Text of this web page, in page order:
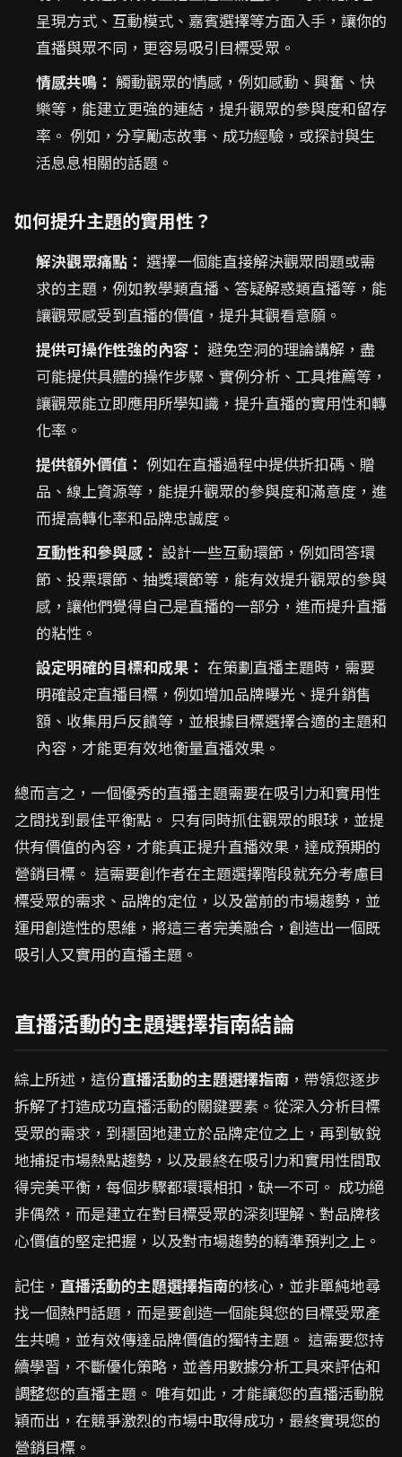
呈現方式、互動模式、嘉賓選擇等方面入手，讓你的
直播與眾不同，更容易吸引目標受眾。
情感共鳴： 觸動觀眾的情感，例如感動、興奮、快
樂等，能建立更強的連結，提升觀眾的參與度和留存
率。 例如，分享勵志故事、成功經驗，或探討與生
活息息相關的話題。
如何提升主題的實用性？
解決觀眾痛點： 選擇一個能直接解決觀眾問題或需
求的主題，例如教學類直播、答疑解惑類直播等，能
讓觀眾感受到直播的價值，提升其觀看意願。
提供可操作性強的內容： 避免空洞的理論講解，盡
可能提供具體的操作步驟、實例分析、工具推薦等，
讓觀眾能立即應用所學知識，提升直播的實用性和轉
化率。
提供額外價值： 例如在直播過程中提供折扣碼、贈
品、線上資源等，能提升觀眾的參與度和滿意度，進
而提高轉化率和品牌忠誠度。
互動性和參與感： 設計一些互動環節，例如問答環
節、投票環節、抽獎環節等，能有效提升觀眾的參與
感，讓他們覺得自己是直播的一部分，進而提升直播
的粘性。
設定明確的目標和成果： 在策劃直播主題時，需要
明確設定直播目標，例如增加品牌曝光、提升銷售
額、收集用戶反饋等，並根據目標選擇合適的主題和
內容，才能更有效地衡量直播效果。
總而言之，一個優秀的直播主題需要在吸引力和實用性
之間找到最佳平衡點。 只有同時抓住觀眾的眼球，並提
供有價值的內容，才能真正提升直播效果，達成預期的
營銷目標。 這需要創作者在主題選擇階段就充分考慮目
標受眾的需求、品牌的定位，以及當前的市場趨勢，並
運用創造性的思維，將這三者完美融合，創造出一個既
吸引人又實用的直播主題。
直播活動的主題選擇指南結論
綜上所述，這份直播活動的主題選擇指南 ，帶領您逐步
拆解了打造成功直播活動的關鍵要素。從深入分析目標
受眾的需求，到穩固地建立於品牌定位之上，再到敏銳
地捕捉市場熱點趨勢，以及最終在吸引力和實用性間取
得完美平衡，每個步驟都環環相扣，缺一不可。 成功絕
非偶然，而是建立在對目標受眾的深刻理解、對品牌核
心價值的堅定把握，以及對市場趨勢的精準預判之上。
記住， 直播活動的主題選擇指南的核心，並非單純地尋
找一個熱門話題，而是要創造一個能與您的目標受眾產
生共鳴，並有效傳達品牌價值的獨特主題。 這需要您持
續學習，不斷優化策略，並善用數據分析工具來評估和
調整您的直播主題。 唯有如此，才能讓您的直播活動脫
穎而出，在競爭激烈的市場中取得成功，最終實現您的
營銷目標。